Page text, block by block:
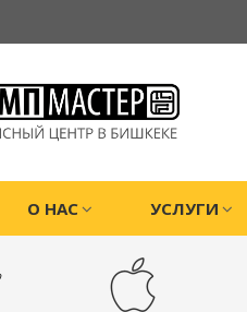
О НАС УСЛУГИ